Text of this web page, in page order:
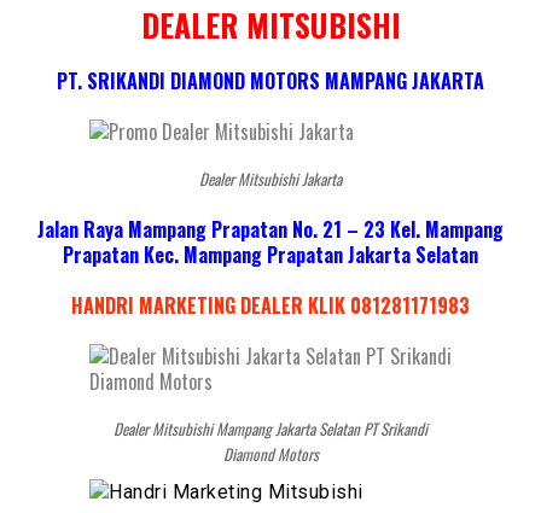
DEALER MITSUBISHI
PT. SRIKANDI DIAMOND MOTORS MAMPANG JAKARTA
Dealer Mitsubishi Jakarta
Jalan Raya Mampang Prapatan No. 21 – 23 Kel. Mampang
Prapatan Kec. Mampang Prapatan Jakarta Selatan
HANDRI MARKETING DEALER KLIK 081281171983
Dealer Mitsubishi Mampang Jakarta Selatan PT Srikandi
Diamond Motors